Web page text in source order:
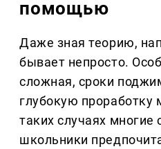
помощью
Даже зная теорию,
бывает непросто.
сложная, сроки
глубокую проработку
таких случаях многие
школьники